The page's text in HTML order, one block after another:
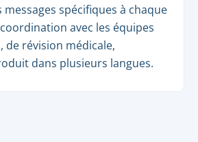
messages spécifiques à chaque
avec les équipes
de révision médicale,
dans plusieurs langues.